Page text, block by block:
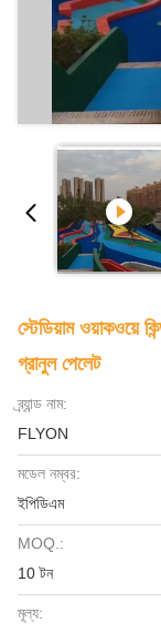
স্টেডিয়াম ওয়াকওয়ে
গ্রানুল পেলেট
ব্র্যান্ড নাম:
FLYON
মডেল নম্বর:
ইপিডিএম
MOQ.:
10 টন
মূল্য: